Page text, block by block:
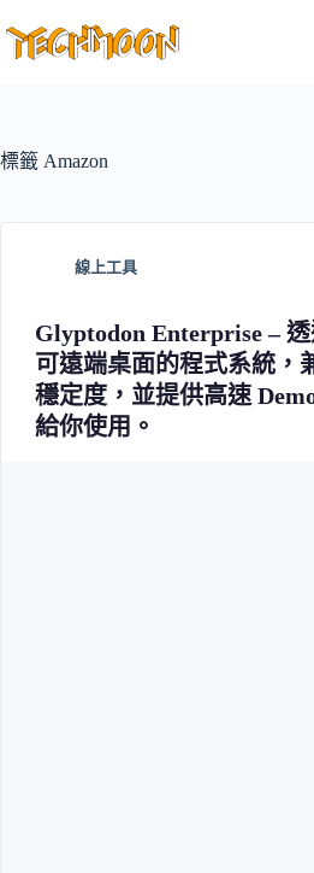
至
容
標籤 Amazon
線上工具
Glyptodon Enterprise –
可遠端桌面的程式系統，
穩定度，並提供高速
給你使用。